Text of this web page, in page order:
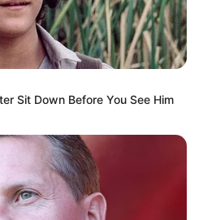
Open-Air, Mittelaltermarkt,
Konzert,Ostern,
Pfingsten, Weihnachten mit
Fasching, Tag der
oder Sportveranstaltung. Hier
in Blankenburg (Harz)
ebenso wie Vorträge,
Sit Down Before You See Him